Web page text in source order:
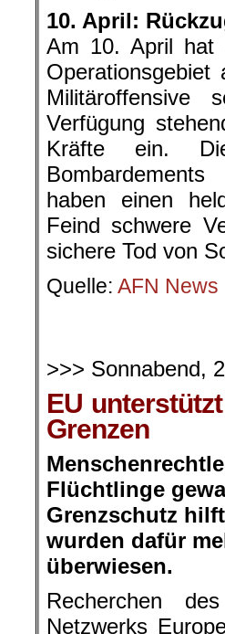
10. April:
Am 10. April hat
Verfügung
Kräfte ein.
haben einen
Feind schwere
sichere Tod von
Quelle: AFN News
>>> Sonnabend,
EU
Grenzen
Flüchtlinge
Grenzschutz
wurden dafür
überwiesen.
Recherchen
Netzwerks